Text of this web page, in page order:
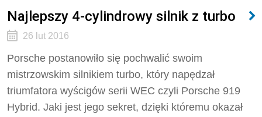
Najlepszy 4-cylindrowy silnik z turbo
26 lut 2016
Porsche postanowiło się pochwalić swoim
mistrzowskim silnikiem turbo, który napędzał
triumfatora wyścigów serii WEC czyli Porsche 919
Hybrid. Jaki jest jego sekret, dzięki któremu okazał